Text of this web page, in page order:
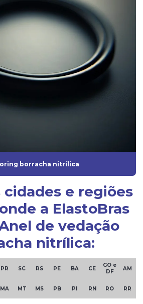
para isolamento técnico
borracha
de silicone
borracha nitrílica
cidades e regiões
a ElastoBras
de vedação
nitrílica:
PR SC RS PE BA CE
GO e
DF
AM
MA MT MS PB PI RN RO RR